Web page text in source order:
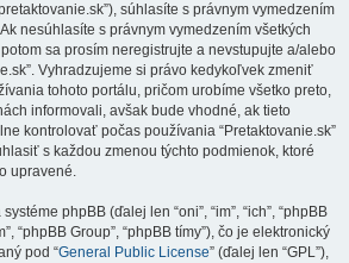
súhlasíte s právnym vymedzením
nesúhlasíte s právnym vymedzením všetkých
sa prosím neregistrujte a nevstupujte a/alebo
Vyhradzujeme si právo kedykoľvek zmeniť
tohoto portálu, pričom urobíme všetko preto,
informovali, avšak bude vhodné, ak tieto
kontrolovať počas používania “Pretaktovanie.sk”
s každou zmenou týchto podmienok, ktoré
upravené.
phpBB (ďalej len “oni”, “im”, “ich”, “phpBB
“phpBB Group”, “phpBB tímy”), čo je elektronický
pod “General Public License” (ďalej len “GPL”),